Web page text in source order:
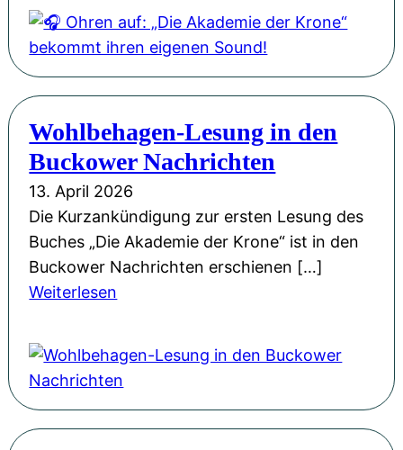
E
r
o
g
s
t
i
t
e
l
o
o
n
e
“
i
n
d
e
r
M
ä
r
i
s
h
h
r
e
a
u
f
:
„
D
k
a
d
Wohlbehagen-Lesung in den
Buckower Nachrichten
13. April 2026
Die Kurzankündigung zur ersten Lesung des
Buches „Die Akademie der Krone“ ist in den
Buckower Nachrichten erschienen […]
Weiterlesen
h
l
b